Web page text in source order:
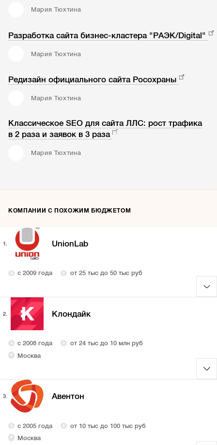
Мария Тюхтина
Разработка сайта бизнес-кластера "РАЭК/Digital"
Мария Тюхтина
Редизайн официального сайта Росохраны
Мария Тюхтина
Классическое SEO для сайта ЛЛС: рост трафика
в 2 раза и заявок в 3 раза
Мария Тюхтина
КОМПАНИИ С ПОХОЖИМ БЮДЖЕТОМ
1. UnionLab
с 2009 года от 25 тыс до 50 тыс руб
2. Клондайк
с 2008 года
от 24 тыс до 10 млн руб
Москва
3. Авентон
с 2005 года
от 10 тыс до 100 тыс руб
Москва